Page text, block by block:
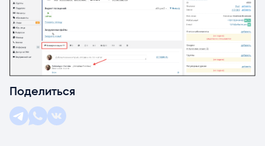
Поделиться